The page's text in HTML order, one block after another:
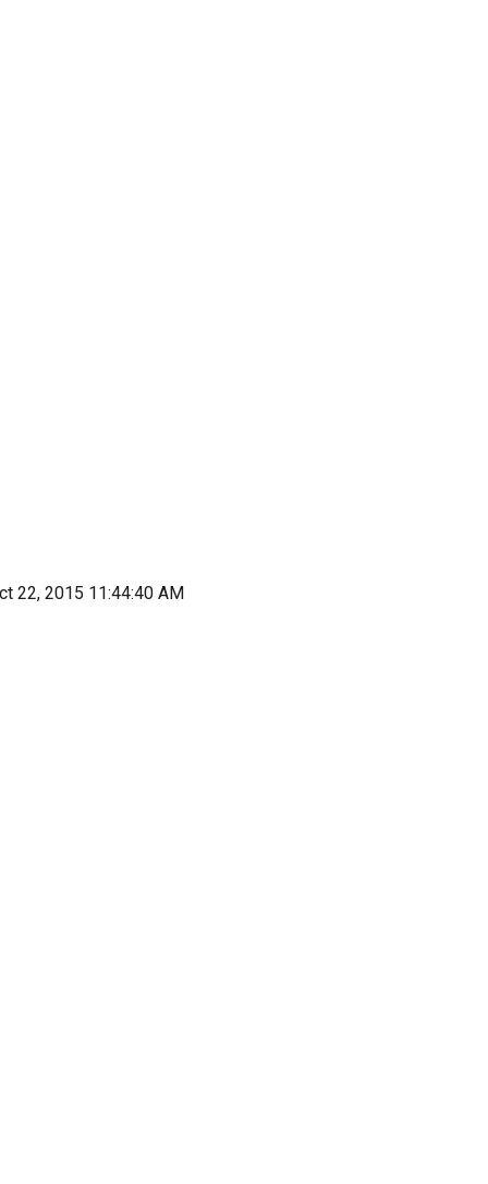
22, 2015 11:44:40 AM